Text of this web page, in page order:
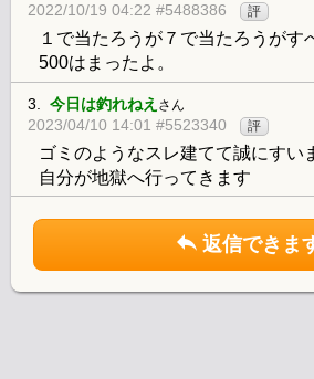
2022/10/19 04:22 #5488386 評
１で当たろうが７で当たろうがす
500はまったよ。
3. 今日は釣れねえ さん
2023/04/10 14:01 #5523340 評
ゴミのようなスレ建てて誠にすい
自分が地獄へ行ってきます
返信できま